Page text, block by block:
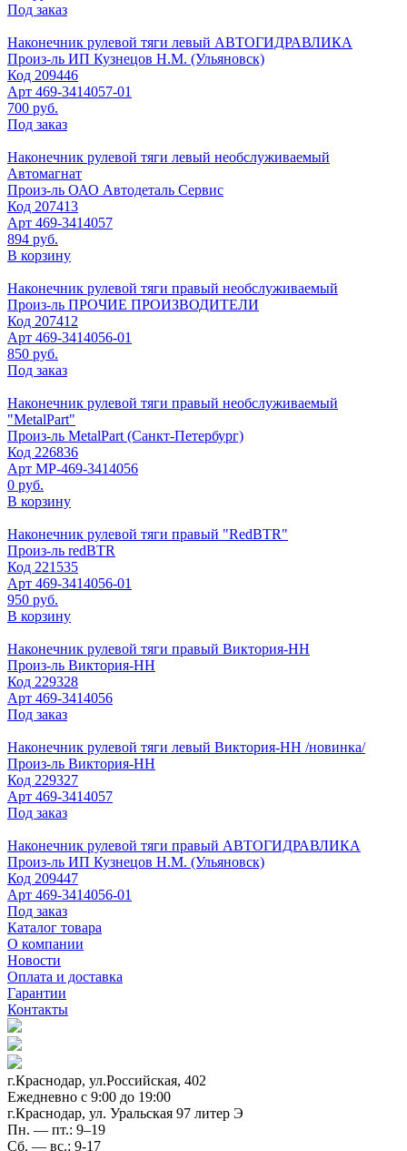
Под заказ
Наконечник рулевой тяги левый АВТОГИДРАВЛИКА
Произ-ль ИП Кузнецов Н.М. (Ульяновск)
Код 209446
Арт 469-3414057-01
700 руб.
Под заказ
Наконечник рулевой тяги левый необслуживаемый
Автомагнат
Произ-ль ОАО Автодеталь Сервис
Код 207413
Арт 469-3414057
894 руб.
В корзину
Наконечник рулевой тяги правый необслуживаемый
Произ-ль ПРОЧИЕ ПРОИЗВОДИТЕЛИ
Код 207412
Арт 469-3414056-01
850 руб.
Под заказ
Наконечник рулевой тяги правый необслуживаемый
"MetalPart"
Произ-ль MetalPart (Санкт-Петербург)
Код 226836
Арт МР-469-3414056
0 руб.
В корзину
Наконечник рулевой тяги правый "RedBTR"
Произ-ль redBTR
Код 221535
Арт 469-3414056-01
950 руб.
В корзину
Наконечник рулевой тяги правый Виктория-НН
Произ-ль Виктория-НН
Код 229328
Арт 469-3414056
Под заказ
Наконечник рулевой тяги левый Виктория-НН /новинка/
Произ-ль Виктория-НН
Код 229327
Арт 469-3414057
Под заказ
Наконечник рулевой тяги правый АВТОГИДРАВЛИКА
Произ-ль ИП Кузнецов Н.М. (Ульяновск)
Код 209447
Арт 469-3414056-01
Под заказ
Каталог товара
О компании
Новости
Оплата и доставка
Гарантии
Контакты
г.Краснодар, ул.Российская, 402
Ежедневно c 9:00 до 19:00
г.Краснодар, ул. Уральская 97 литер Э
Пн. — пт.: 9–19
Сб. — вс.: 9-17